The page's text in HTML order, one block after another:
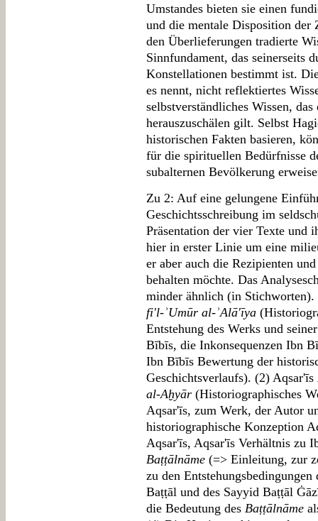
Umstandes bieten sie einen
und die mentale Disposition
den Überlieferungen tradierte
Sinnfundament, das seinerseits
Konstellationen bestimmt ist.
es nennt, nicht reflektiertes
selbstverständliches Wissen,
herauszuschälen gilt. Selbst
historischen Fakten basieren,
für die spirituellen Bedürfnisse
subalternen Bevölkerung
Zu 2: Auf eine gelungene
Geschichtsschreibung im
Präsentation der vier Texte und
hier in erster Linie um eine
er aber auch die Rezipienten
behalten möchte. Das
minder ähnlich (in
fi'l-ʾUmūr al-ʾAlā'īya
Entstehung des Werks und
Bībīs, die Inkonsequenzen Ibn
Ibn Bībīs Bewertung der
Geschichtsverlaufs). (2) Aqsar'īs
al-Aḫyār (Historiographisches
Aqsar'īs, zum Werk, der Autor
historiographische Konzeption
Aqsar'īs, Aqsar'īs Verhältnis zu
Baṭṭālnāme (=> Einleitung, zur
zu den
Baṭṭāl und des Sayyid Baṭṭāl
die Bedeutung des Baṭṭālnāme